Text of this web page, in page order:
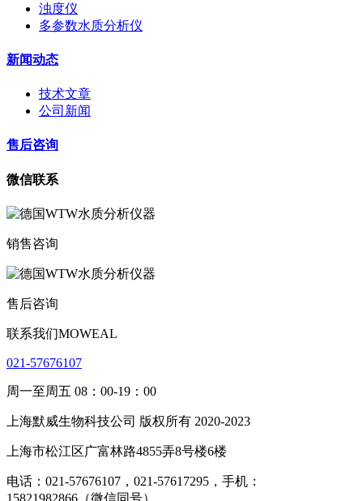
浊度仪
多参数水质分析仪
新闻动态
技术文章
公司新闻
售后咨询
微信联系
销售咨询
售后咨询
联系我们MOWEAL
021-57676107
周一至周五 08：00-19：00
上海默威生物科技公司 版权所有 2020-2023
上海市松江区广富林路4855弄8号楼6楼
电话：021-57676107，021-57617295，手机：
15821982866（微信同号）